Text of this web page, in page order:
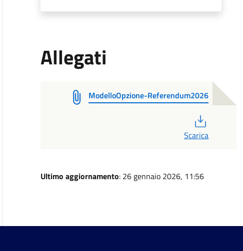
Allegati
ModelloOpzione-Referendum2026
Scarica
Ultimo aggiornamento: 26 gennaio 2026, 11:56